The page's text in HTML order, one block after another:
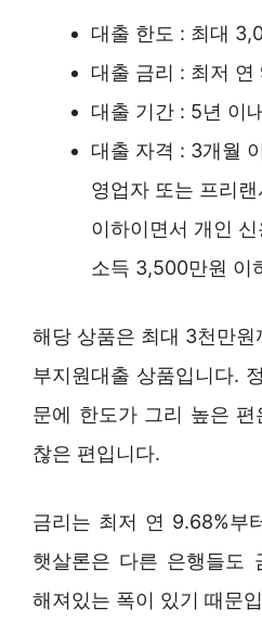
대출 한도 : 최대
대출 금리 : 최저 연
대출 기간 : 5년 이
대출 자격 : 3개월
영업자 또는 프리
이하이면서 개인
소득 3,500만원 이
해당 상품은 최대 3천만
부지원대출 상품입니다.
문에 한도가 그리 높은
찮은 편입니다.
금리는 최저 연 9.68%부
햇살론은 다른 은행들도
해져있는 폭이 있기 때문